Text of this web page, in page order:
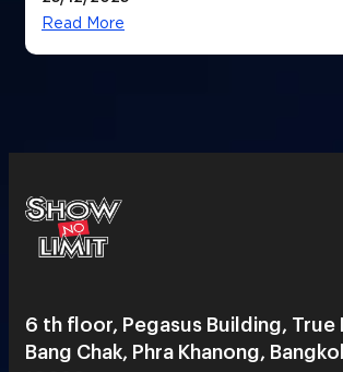
Read More
6 th floor, Pegasus Building, True
Bang Chak, Phra Khanong,